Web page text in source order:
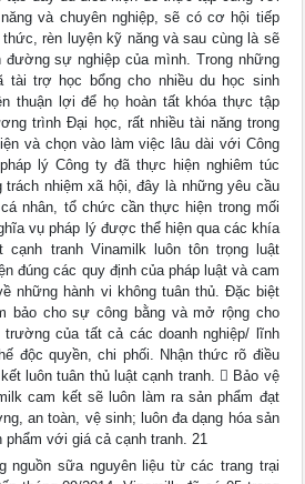
và chuyên nghiệp, sẽ có cơ hội tiếp
rèn luyện kỹ năng và sau cùng là sẽ
sự nghiệp của mình. Trong những
tài trợ học bổng cho nhiều du học sinh
thuận lợi để họ hoàn tất khóa thực tập
trình Đại học, rất nhiều tài năng trong
và chọn vào làm việc lâu dài với Công
lý Công ty đã thực hiện nghiêm túc
trách nhiệm xã hội, đây là những yêu cầu
nhân, tổ chức cần thực hiện trong mối
vụ pháp lý được thể hiện qua các khía
tranh Vinamilk luôn tôn trọng luật
đúng các quy định của pháp luật và cam
những hành vi không tuân thủ. Đặc biệt
bảo cho sự công bằng và mở rộng cho
của tất cả các doanh nghiệp/ lĩnh
độc quyền, chi phối. Nhận thức rõ điều
luôn tuân thủ luật cạnh tranh.  Bảo vệ
cam kết sẽ luôn làm ra sản phẩm đạt
an toàn, vệ sinh; luôn đa dạng hóa sản
phẩm với giá cả cạnh tranh. 21
nguồn sữa nguyên liệu từ các trang trại